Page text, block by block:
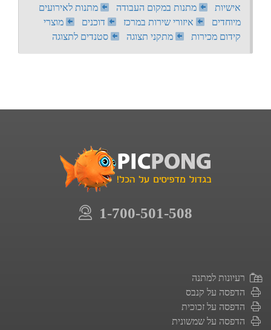
אישיות
מתנות במקום העבודה
מתנות לאירועים
מיוחדים
איזורי שירות במרכז דוכנים
מוצרי
קידום מכירות
מתקני תצוגה סטנדים לתצוגה
1-700-501-508
רעיונות למתנה
הדפסה על קנבס
הדפסה על זכוכית
הדפסה על שמשונית